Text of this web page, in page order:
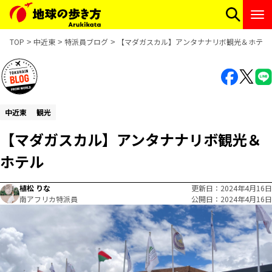
TOP 中近東 特派員ブログ 【マダガスカル】アンタナナリボ観光＆ホテル
中近東 観光
【マダガスカル】アンタナナリボ観光＆
ホテル
植松 りな
南アフリカ特派員
更新日
2024年4月16日
公開日
2024年4月16日